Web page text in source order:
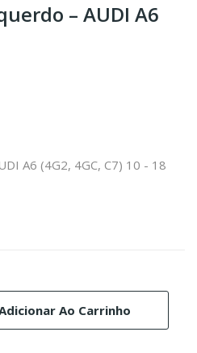
– AUDI A6
A6 (4G2, 4GC, C7) 10 - 18
Ao Carrinho